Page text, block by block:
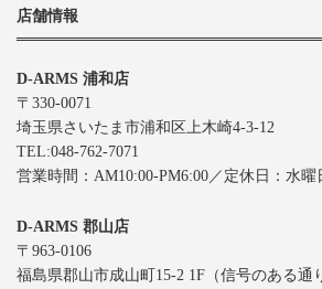
店舗情報
D-ARMS 浦和店
〒330-0071
埼玉県さいたま市浦和区上木崎4-3-12
TEL:048-762-7071
営業時間：AM10:00-PM6:00／定休日：水曜
D-ARMS 郡山店
〒963-0106
福島県郡山市成山町15-2 1F（信号のある通